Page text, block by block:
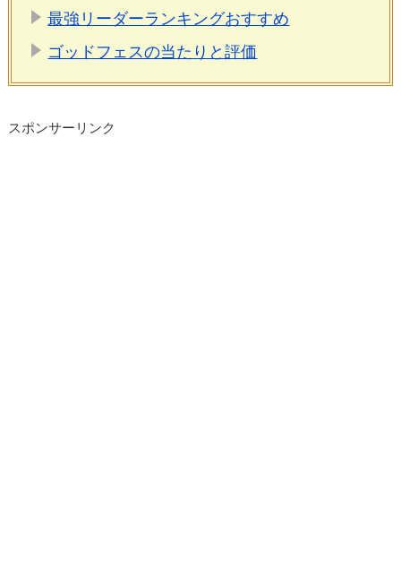
最強リーダーランキングおすすめ
ゴッドフェスの当たりと評価
スポンサーリンク